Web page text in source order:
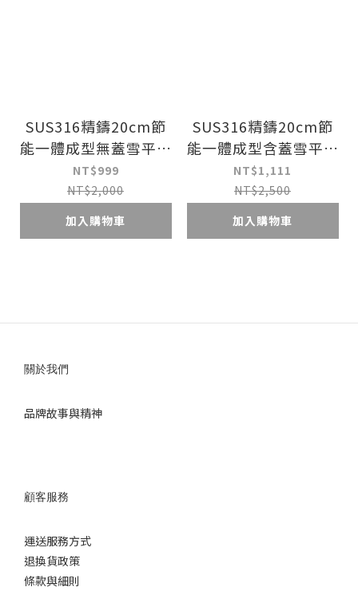
SUS316精鑄20cm節
能一體成型無蓋雪平鍋
湯鍋泡麵鍋牛奶鍋
NT$999
NT$2,000
加入購物車
SUS316精鑄20cm節
能一體成型含蓋雪平鍋
湯鍋泡麵鍋牛奶鍋IH
爐可用鍋
NT$1,111
NT$2,500
加入購物車
關於我們
品牌故事與精神
顧客服務
運送服務方式
退換貨政策
條款與細則